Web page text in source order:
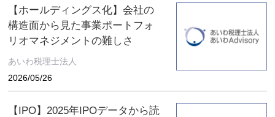
【ホールディングス化】会社の
構造面から見た事業ポートフォ
リオマネジメントの難しさ
あいわ税理士法人
2026/05/26
【IPO】2025年IPOデータから読